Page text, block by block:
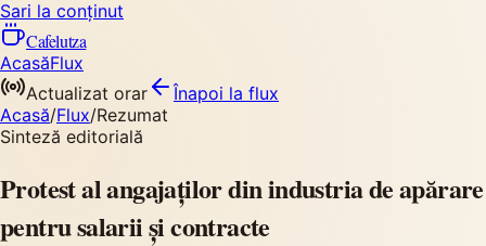
Sari la conținut
Cafelutza
AcasăFlux
Actualizat orar
Înapoi la flux
Acasă/Flux/Rezumat
Sinteză editorială
Protest al angajaților din industria de apărare
pentru salarii și contracte